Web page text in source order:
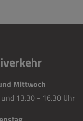
Mittwoch
13.30 - 16.30 Uhr